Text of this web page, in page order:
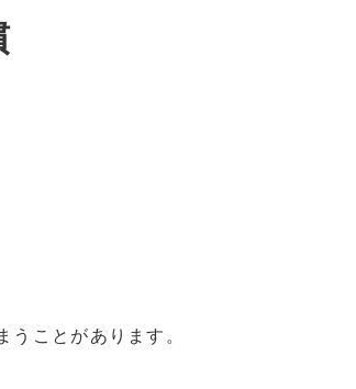
ことがあります。